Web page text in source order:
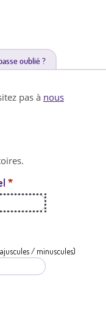
oublié ?
pas à nous
*
/ minuscules)